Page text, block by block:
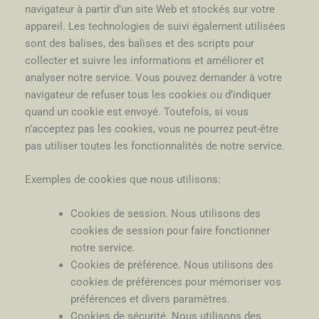
navigateur à partir d’un site Web et stockés sur votre
appareil. Les technologies de suivi également utilisées
sont des balises, des balises et des scripts pour
collecter et suivre les informations et améliorer et
analyser notre service. Vous pouvez demander à votre
navigateur de refuser tous les cookies ou d’indiquer
quand un cookie est envoyé. Toutefois, si vous
n’acceptez pas les cookies, vous ne pourrez peut-être
pas utiliser toutes les fonctionnalités de notre service.
Exemples de cookies que nous utilisons:
Cookies de session. Nous utilisons des
cookies de session pour faire fonctionner
notre service.
Cookies de préférence. Nous utilisons des
cookies de préférences pour mémoriser vos
préférences et divers paramètres.
Cookies de sécurité. Nous utilisons des